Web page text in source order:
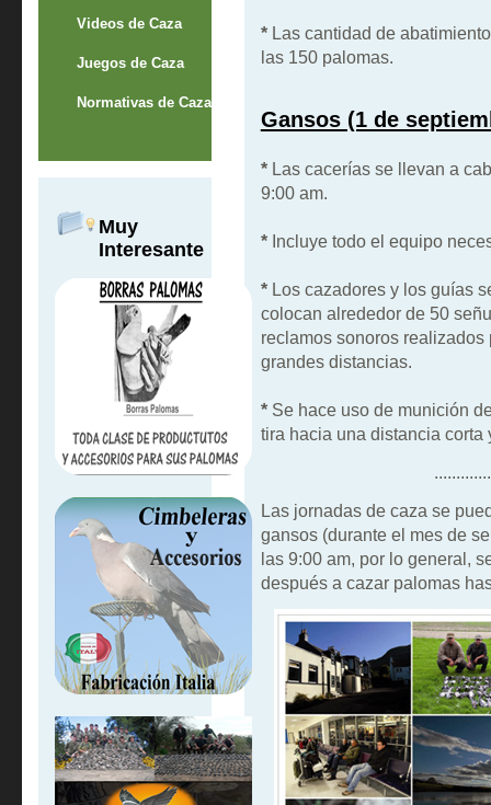
Videos de Caza
Juegos de Caza
Normativas de Caza
Muy
Interesante
*Las cantidad de
las 150 palomas.
Gansos (1 de
* Las cacerías se llevan a
9:00 am.
* Incluye todo el equipo
* Los cazadores y los guías
colocan alrededor de 50
reclamos sonoros
grandes distancias.
*Se hace uso de munición
tira hacia una distancia corta
Las jornadas de caza se
gansos (durante el mes de
las 9:00 am, por lo general,
después a cazar palomas